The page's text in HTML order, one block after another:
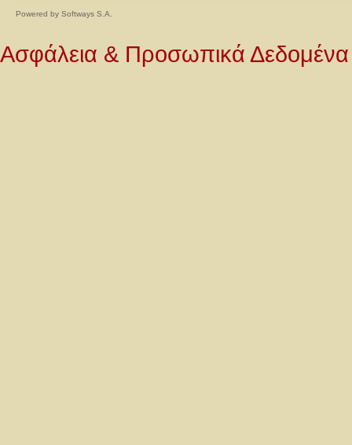
Powered by Softways S.A.
Ασφάλεια & Προσωπικά Δεδομένα